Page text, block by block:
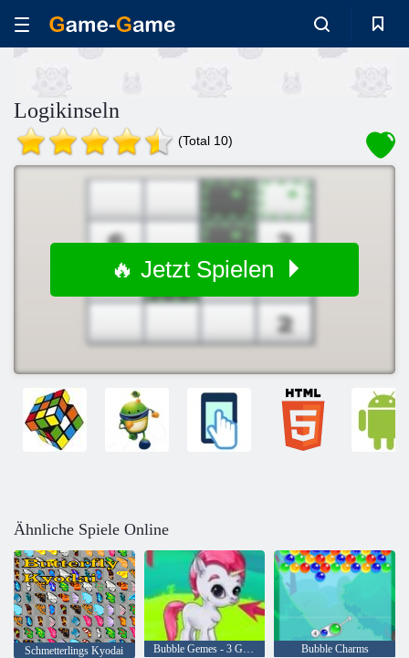
Logikinseln
(Total 10)
🔥 Jetzt Spielen
Ähnliche Spiele Online
Schmetterlings Kyodai Bubble Gemes - 3 Gewinnt Bubble Charms